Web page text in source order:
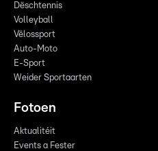
Dëschtennis
Volleyball
Vëlossport
Auto-Moto
E-Sport
Weider Sportaarten
Fotoen
Aktualitéit
Events a Fester